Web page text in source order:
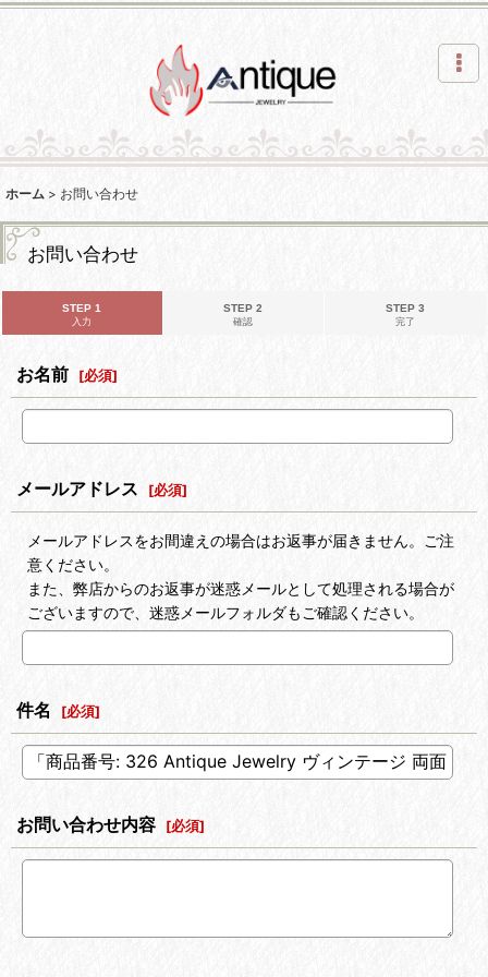
ホーム > お問い合わせ
お問い合わせ
STEP 1
入力
STEP 2
確認
STEP 3
完了
お名前 [必須]
メールアドレス [必須]
メールアドレスをお間違えの場合はお返事が届きません。ご注
意ください。
また、弊店からのお返事が迷惑メールとして処理される場合が
ございますので、迷惑メールフォルダもご確認ください。
件名 [必須]
お問い合わせ内容 [必須]